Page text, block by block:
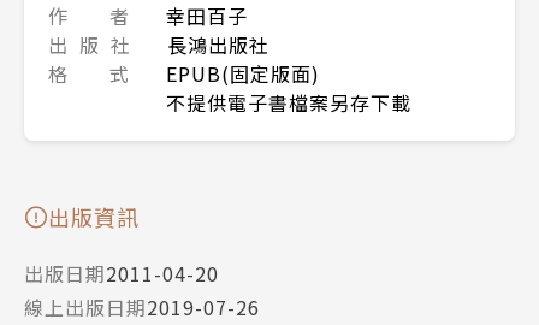
作 者
幸田百子
出 版 社
長鴻出版社
格 式
EPUB(固定版面)
不提供電子書檔案另存下載
出版資訊
出版日期2011-04-20
線上出版日期2019-07-26